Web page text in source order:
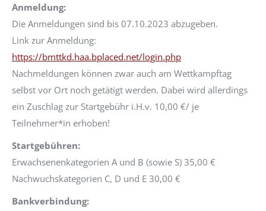
Anmeldung:
Die Anmeldungen sind bis 07.10.2023 abzugeben.
Link zur Anmeldung:
https://bmttkd.haa.bplaced.net/login.php
Nachmeldungen können zwar auch am Wettkampftag
selbst vor Ort noch getätigt werden. Dabei wird allerdings
ein Zuschlag zur Startgebühr i.H.v. 10,00 €/ je
Teilnehmer*in erhoben!
Startgebühren:
Erwachsenenkategorien A und B (sowie S) 35,00 €
Nachwuchskategorien C, D und E 30,00 €
Bankverbindung: